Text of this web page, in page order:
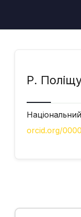
Р.
orcid.org/